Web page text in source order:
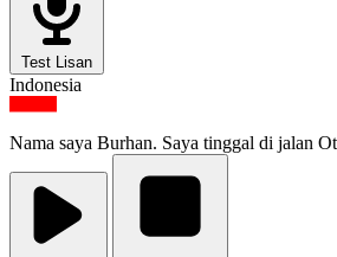
Test Lisan
Indonesia
Nama saya Burhan. Saya tinggal di jalan